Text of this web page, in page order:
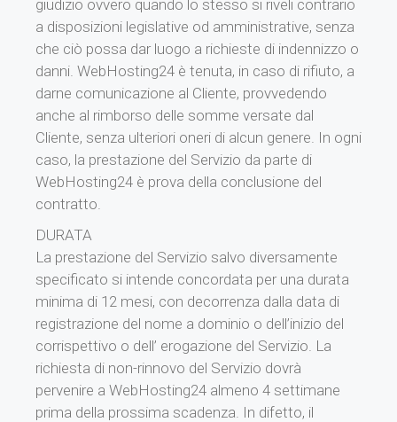
giudizio ovvero quando lo stesso si riveli contrario
a disposizioni legislative od amministrative, senza
che ciò possa dar luogo a richieste di indennizzo o
danni. WebHosting24 è tenuta, in caso di rifiuto, a
darne comunicazione al Cliente, provvedendo
anche al rimborso delle somme versate dal
Cliente, senza ulteriori oneri di alcun genere. In ogni
caso, la prestazione del Servizio da parte di
WebHosting24 è prova della conclusione del
contratto.
DURATA
La prestazione del Servizio salvo diversamente
specificato si intende concordata per una durata
minima di 12 mesi, con decorrenza dalla data di
registrazione del nome a dominio o dell’inizio del
corrispettivo o dell’ erogazione del Servizio. La
richiesta di non-rinnovo del Servizio dovrà
pervenire a WebHosting24 almeno 4 settimane
prima della prossima scadenza. In difetto, il